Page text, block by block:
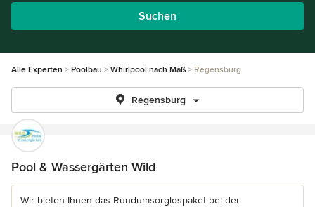
Suchen
Alle Experten Poolbau Whirlpool nach Maß Regensburg
Regensburg
Pool & Wassergärten Wild
Wir bieten Ihnen das Rundumsorglospaket bei der